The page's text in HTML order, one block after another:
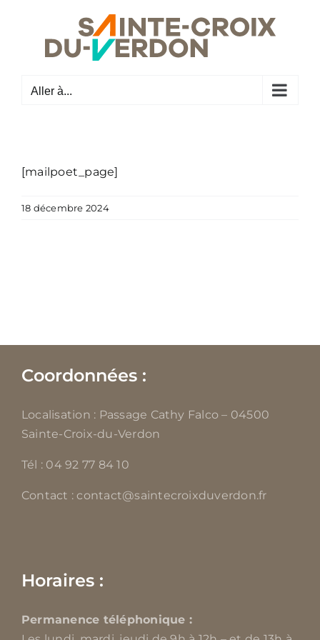
contenu
Aller à...
[mailpoet_page]
18 décembre 2024
Coordonnées :
Localisation : Passage Cathy Falco – 04500
Sainte-Croix-du-Verdon
Tél : 04 92 77 84 10
Contact : contact@saintecroixduverdon.fr
Horaires :
Permanence téléphonique :